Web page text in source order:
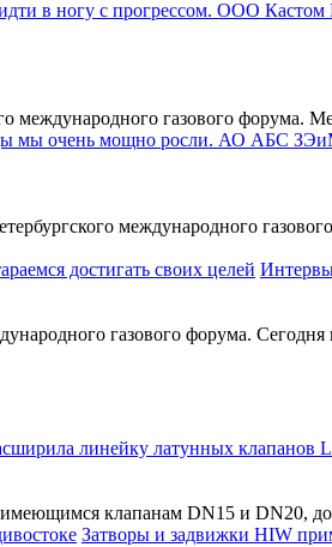
газового форума.
международного
газового форума. Сегодня
линейку латунных клапанов
клапанам DN15 и DN20,
Затворы и задвижки HIW